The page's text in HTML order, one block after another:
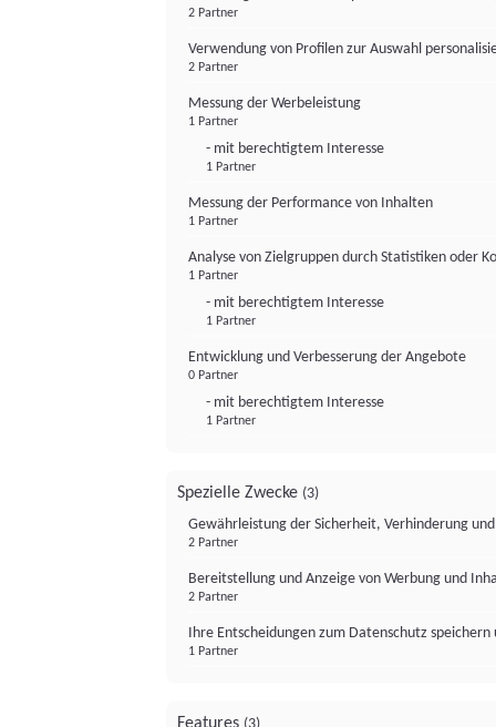
2 Partner
Verwendung von Profilen zur Auswahl
2 Partner
Messung der Werbeleistung
1 Partner
- mit berechtigtem Interesse
1 Partner
Messung der Performance von Inhalten
1 Partner
Analyse von Zielgruppen durch Statistiken oder
1 Partner
- mit berechtigtem Interesse
1 Partner
Entwicklung und Verbesserung der Angebote
0 Partner
- mit berechtigtem Interesse
1 Partner
Spezielle Zwecke (3)
Gewährleistung der Sicherheit, Verhinderung
2 Partner
Bereitstellung und Anzeige von Werbung und
2 Partner
Ihre Entscheidungen zum Datenschutz
1 Partner
Features (3)